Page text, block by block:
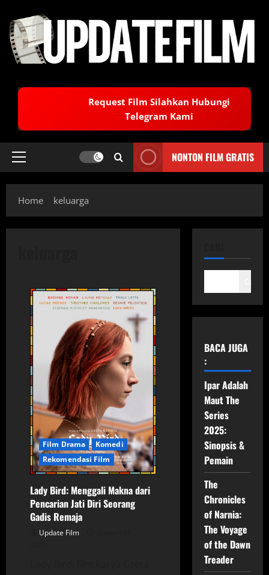
content
Request Film Silahkan Hubungi
Telegram Kami
Primary
NONTON FILM GRATIS
Home keluarga
Film Drama
Komedi
Rekomendasi Film
Lady Bird: Menggali Makna dari
Pencarian Jati Diri Seorang
Gadis Remaja
Update Film
BACA JUGA
:
Ipar Adalah
Maut The
Series
2025:
Sinopsis &
Pemain
The
Chronicles
of Narnia:
The Voyage
of the Dawn
Treader